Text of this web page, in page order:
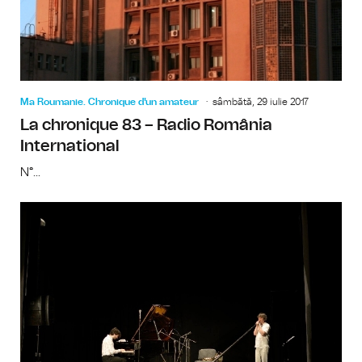
Ma Roumanie. Chronique d'un amateur sâmbătă, 29 iulie 2017
La chronique 83 – Radio România
International
N°...